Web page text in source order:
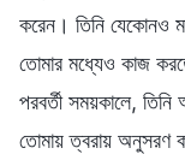
করেন। তিনি যেকোনও
তোমার মধ্যেও কাজ
পরবর্তী সময়কালে,
তোমায় ত্বরায় অনুসরণ